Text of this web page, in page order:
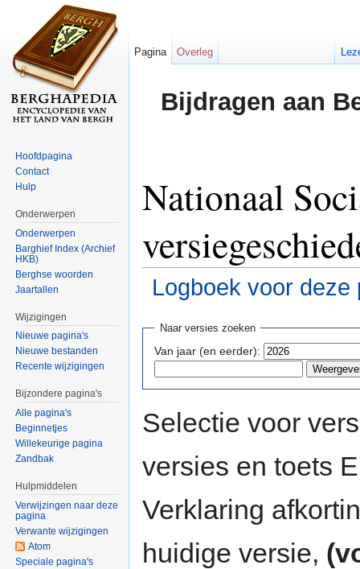
Bijdragen aan
Nationaal
Logboek voor deze
Naar versies zoeken
Van jaar (en eerder):
Selectie voor
versies en toets
Verklaring
huidige versie,
Pagina Overleg
Hoofdpagina
Contact
Hulp
Onderwerpen
Onderwerpen
Barghief Index (Archief
HKB)
Berghse woorden
Jaartallen
Wijzigingen
Nieuwe pagina's
Nieuwe bestanden
Recente wijzigingen
Bijzondere pagina's
Alle pagina's
Beginnetjes
Willekeurige pagina
Zandbak
Hulpmiddelen
Verwijzingen naar deze
pagina
Verwante wijzigingen
Atom
Speciale pagina's